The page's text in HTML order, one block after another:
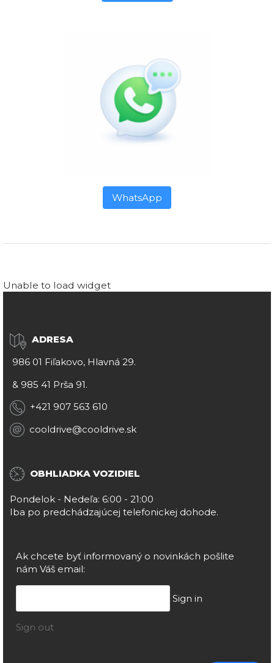
WhatsApp
Unable to load widget
ADRESA
986 01 Fiľakovo, Hlavná 29.
& 985 41 Prša 91.
+421 907 563 610
cooldrive@cooldrive.sk
OBHLIADKA VOZIDIEL
Pondelok - Nedeľa: 6:00 - 21:00
Iba po predchádzajúcej telefonickej dohode.
Ak chcete byť informovaný o novinkách pošlite
nám Váš email:
Sign in
Sign out